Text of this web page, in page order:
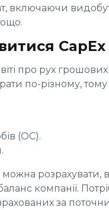
включаючи
CapEx
про рух грошових
по-різному,
(ОС).
розрахувати,
компанії.
за